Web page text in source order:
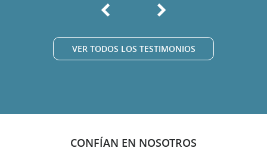
VER TODOS LOS TESTIMONIOS
CONFÍAN EN NOSOTROS